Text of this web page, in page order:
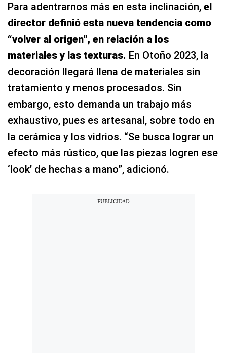
Para adentrarnos más en esta inclinación, el
director definió esta nueva tendencia como
“volver al origen”, en relación a los
materiales y las texturas. En Otoño 2023, la
decoración llegará llena de materiales sin
tratamiento y menos procesados. Sin
embargo, esto demanda un trabajo más
exhaustivo, pues es artesanal, sobre todo en
la cerámica y los vidrios. “Se busca lograr un
efecto más rústico, que las piezas logren ese
‘look’ de hechas a mano”, adicionó.